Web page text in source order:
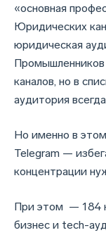
«основная
Юридических
юридическая
Промышленников
каналов, но в
аудитория
Но именно в
Telegram —
концентрации
При этом — 184
бизнес и tech-